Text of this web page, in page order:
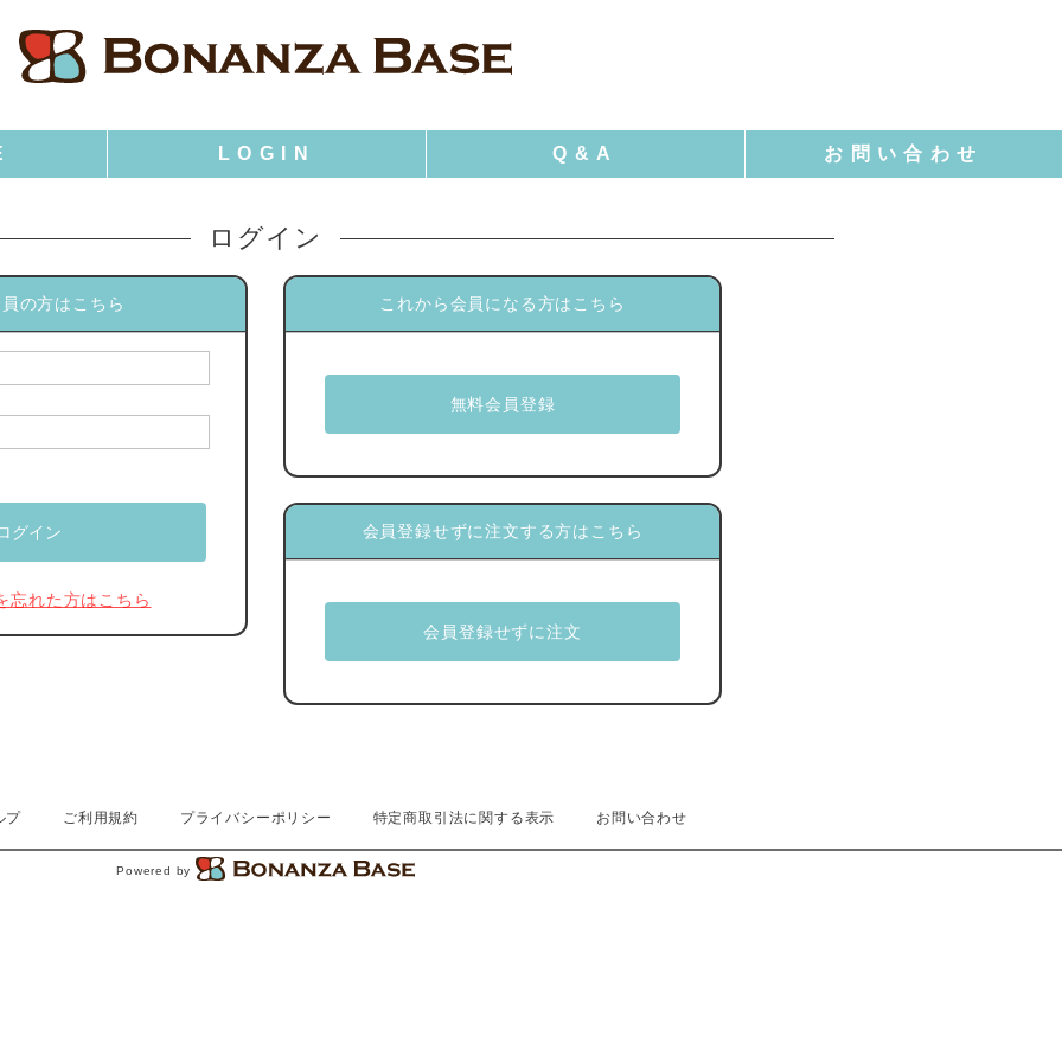
ログイン
の方はこちら
忘れた方はこちら
これから会員になる方はこちら
会員登録せずに注文する方はこちら
プ ご利用規約 プライバシーポリシー 特定商取引法に関する表示 お問い合わせ
Powered by